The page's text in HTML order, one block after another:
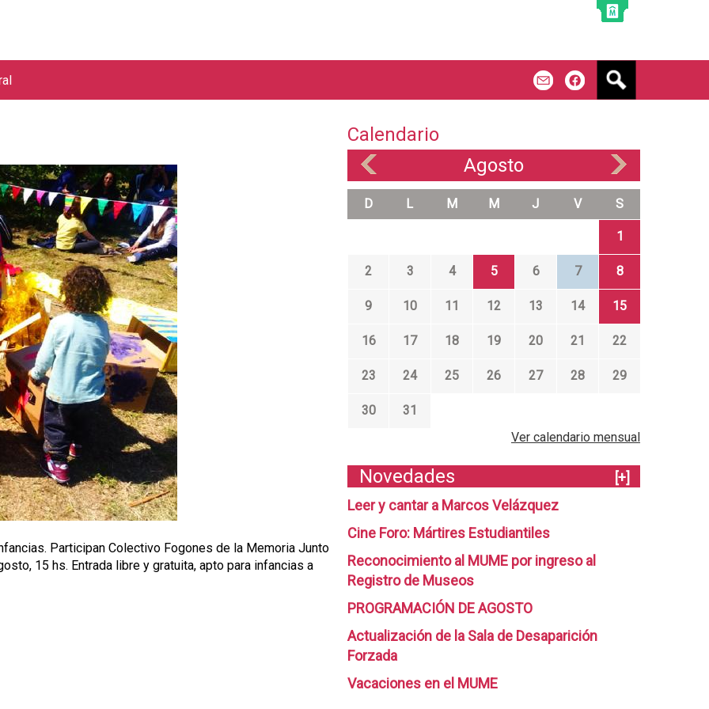
Participan Colectivo Fogones de la Memoria Junto
15 hs. Entrada libre y gratuita, apto para infancias a
Calendario
Agosto
D L M M J V S
1
2 3 4 5 6 7 8
9 10 11 12 13 14 15
16 17 18 19 20 21 22
23 24 25 26 27 28 29
30
31
Ver calendario mensual
Novedades
[+]
Leer y cantar a Marcos Velázquez
Cine Foro: Mártires Estudiantiles
Reconocimiento al MUME por ingreso al
Registro de Museos
PROGRAMACIÓN DE AGOSTO
Actualización de la Sala de Desaparición
Forzada
Vacaciones en el MUME
s